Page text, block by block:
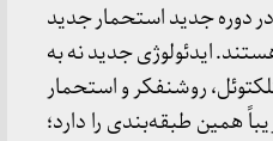
دوره جدید استحمار جدید
ایدئولوژی جدید نه به
روشنفکر و استحمار
همین طبقه‌بندی را دارد؛